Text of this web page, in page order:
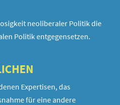
neoliberaler Politik die
Politik entgegensetzen.
Expertisen, das
für eine andere